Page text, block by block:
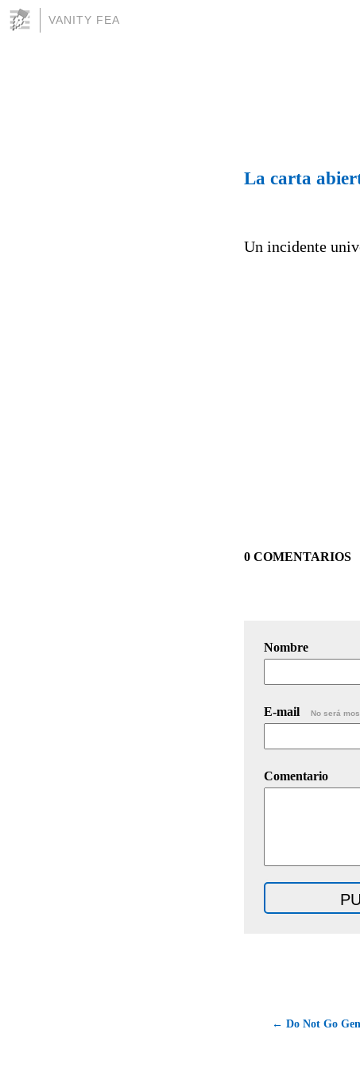
VANITY FEA
La carta
Un incidente
0 COMENTARIOS
Nombre
E-mail No será
Comentario
← Do Not Go